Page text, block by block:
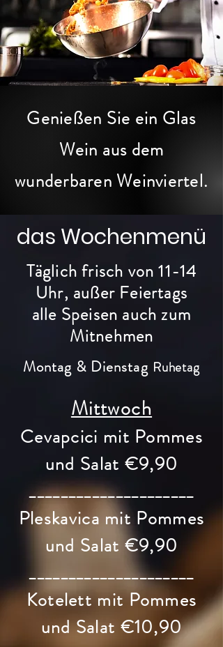
Genießen Sie ein Glas
Wein aus dem
wunderbaren Weinviertel.
das Wochenmenü
Täglich frisch von 11-14
Uhr, außer Feiertags
alle Speisen auch zum
Mitnehmen
Montag & Dienstag Ruhetag
Mittwoch
Cevapcici mit Pommes
und Salat €9,90
_____________________
Pleskavica mit Pommes
und Salat €9,90
_____________________
Kotelett mit Pommes
und Salat €10,90